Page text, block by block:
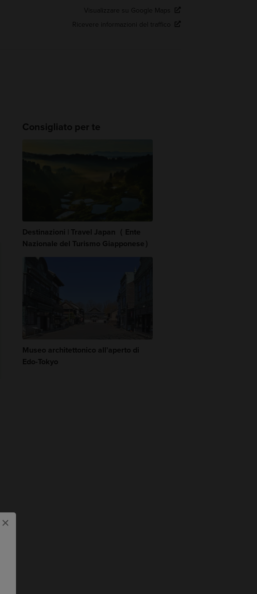
×
Visualizzare su Google Maps
Ricevere informazioni del traffico
Consigliato per te
Destinazioni | Travel Japan（ Ente
Nazionale del Turismo Giapponese）
Museo architettonico all’aperto di
Edo-Tokyo